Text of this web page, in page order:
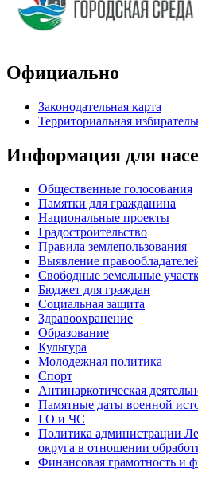
Официально
Законодательная карта
Территориальная
Информация для
Общественные голосования
Памятки для гражданина
Национальные проекты
Градостроительство
Правила землепользования
Выявление
Свободные земельные
Бюджет для граждан
Социальная защита
Здравоохранение
Образование
Культура
Молодежная политика
Спорт
Антинаркотическая
Памятные даты военной
ГО и ЧС
Политика администрации
округа в отношении
Финансовая грамотность и